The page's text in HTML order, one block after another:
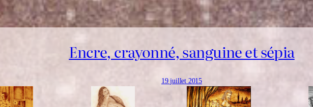
Encre, crayonné, sanguine et sépia
19 juillet 2015